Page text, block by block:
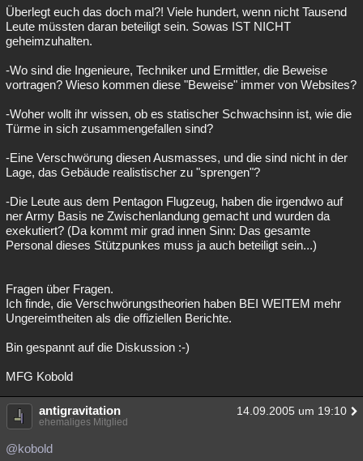
Überlegt euch das doch mal?! Viele hundert, wenn nicht Tausend
Leute müssten daran beteiligt sein. Sowas IST NICHT
geheimzuhalten.
-Wo sind die Ingenieure, Techniker und Ermittler, die Beweise
vortragen? Wieso kommen diese "Beweise" immer von Websites?
-Woher wollt ihr wissen, ob es statischer Schwachsinn ist, wie die
Türme in sich zusammengefallen sind?
-Eine Verschwörung diesen Ausmasses, und die sind nicht in der
Lage, das Gebäude realistischer zu "sprengen"?
-Die Leute aus dem Pentagon Flugzeug, haben die irgendwo auf
ner Army Basis ne Zwischenlandung gemacht und wurden da
exekutiert? (Da kommt mir grad innen Sinn: Das gesamte
Personal dieses Stützpunkes muss ja auch beteiligt sein...)
Fragen über Fragen.
Ich finde, die Verschwörungstheorien haben BEI WEITEM mehr
Ungereimtheiten als die offiziellen Berichte.
Bin gespannt auf die Diskussion :-)
MFG Kobold
antigravitation 14.09.2005 um 19:10
ehemaliges Mitglied
@kobold